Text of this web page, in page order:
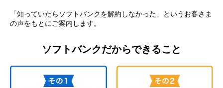
「知っていたらソフトバンクを解約しなかった」というお客さま
の声をもとにご案内します。
ソフトバンクだからできること